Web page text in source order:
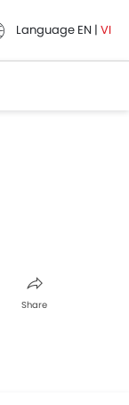
Language EN | VI
Share